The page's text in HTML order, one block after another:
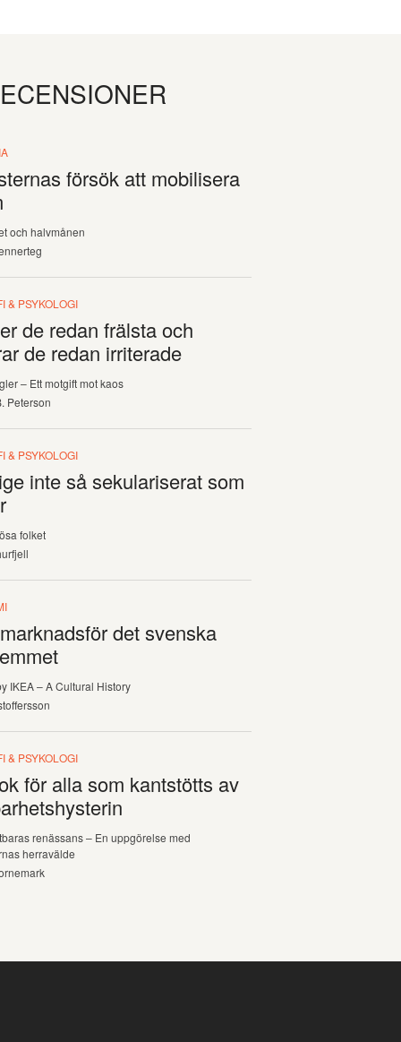
försök att mobilisera
och halvmånen
& PSYKOLOGI
de redan frälsta och
de redan irriterade
– Ett motgift mot kaos
Peterson
& PSYKOLOGI
inte så sekulariserat som
folket
det svenska
IKEA – A Cultural History
& PSYKOLOGI
för alla som kantstötts av
renässans – En uppgörelse med
herravälde